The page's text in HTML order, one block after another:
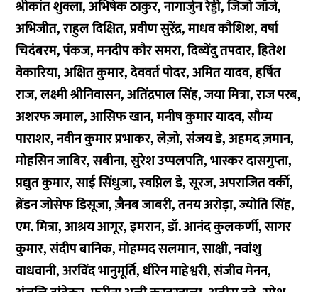
श्रीकांत शुक्ला, अभिषेक ठाकुर, नागार्जुन रेड्डी, जिजो जॉर्ज,
अभिजीत, राहुल दिक्षित, प्रवीण सुरेंद्र, माधव कौशिश, वर्षा
चिदंबरम, पंकज, मनदीप कौर समरा, दिब्येंदु तपदार, हितेश
वेकारिया, अक्षित कुमार, देववर्त पोदर, अमित यादव, हर्षित
राज, लक्ष्मी श्रीनिवासन, अतिंद्रपाल सिंह, जया मित्रा, राज परब,
अशरफ जमाल, आसिफ खान, मनीष कुमार यादव, सौम्य
पाराशर, नवीन कुमार प्रभाकर, लेज़ो, संजय डे, अहमद ज़मान,
मोहसिन जाबिर, सबीना, सुरेश उप्पलपति, भास्कर दासगुप्ता,
प्रद्युत कुमार, साई सिंधुजा, स्वप्निल डे, सूरज, अपराजित वर्की,
ब्रेंडन जोसेफ डिसूजा, ज़ैनब जाबरी, तनय अरोड़ा, ज्योति सिंह,
एम. मित्रा, आश्रय आगूर, इमरान, डॉ. आनंद कुलकर्णी, सागर
कुमार, संदीप बानिक, मोहम्मद सलमान, साक्षी, नवांशु
वाधवानी, अरविंद भानुमूर्ति, धीरेन माहेश्वरी, संजीव मेनन,